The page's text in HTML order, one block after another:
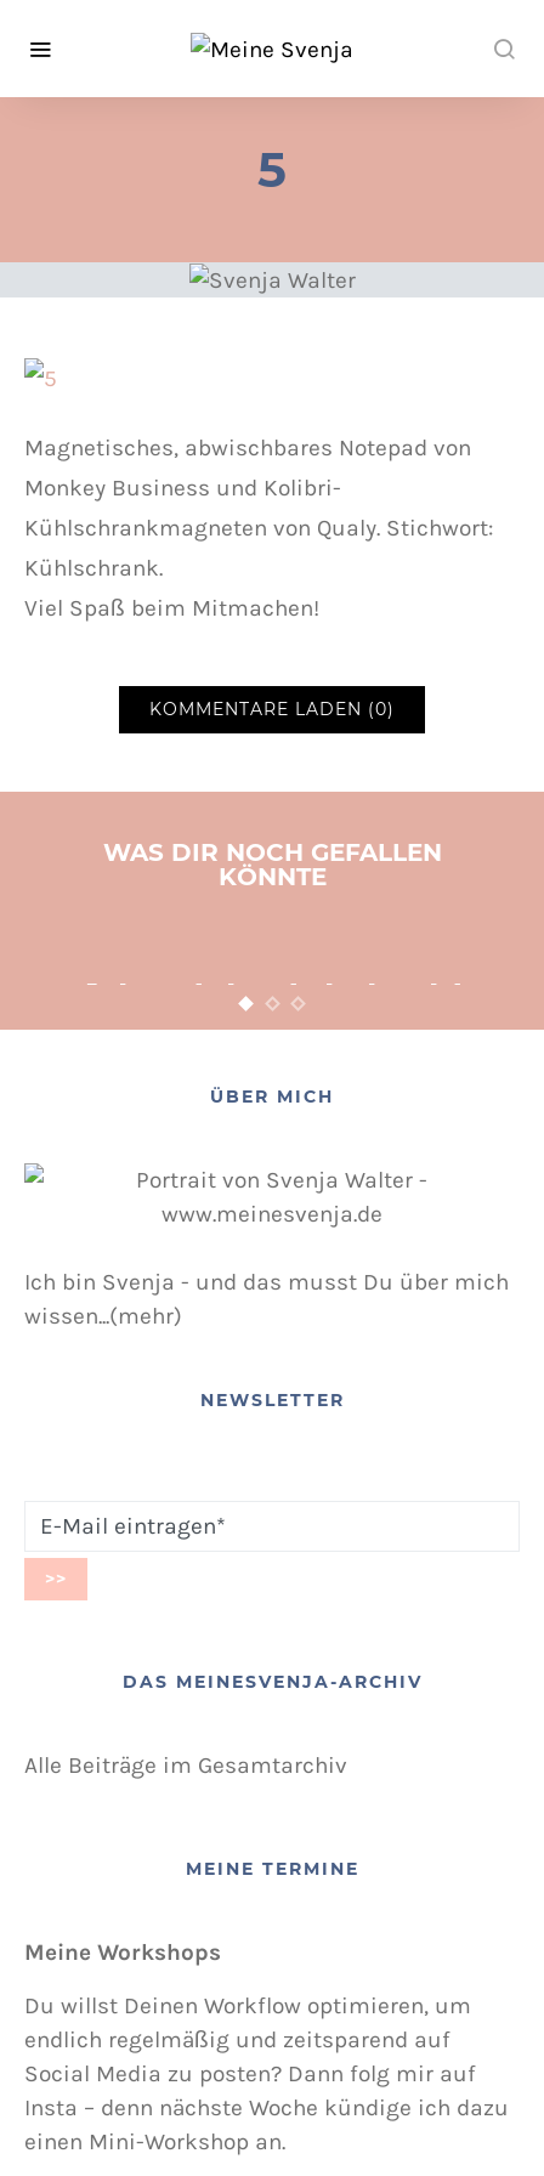
5
Magnetisches, abwischbares Notepad von
Monkey Business und Kolibri-
Kühlschrankmagneten von Qualy. Stichwort:
Kühlschrank.
Viel Spaß beim Mitmachen!
KOMMENTARE LADEN (0)
WAS DIR NOCH GEFALLEN
KÖNNTE
Adventsbasteln leicht
gemacht
POSTED ON
ÜBER MICH
Ich bin Svenja - und das musst Du über mich
wissen...(mehr)
NEWSLETTER
DAS MEINESVENJA-ARCHIV
Alle Beiträge im Gesamtarchiv
MEINE TERMINE
Meine Workshops
Du willst Deinen Workflow optimieren, um
endlich regelmäßig und zeitsparend auf
Social Media zu posten? Dann folg mir auf
Insta – denn nächste Woche kündige ich dazu
einen Mini-Workshop an.